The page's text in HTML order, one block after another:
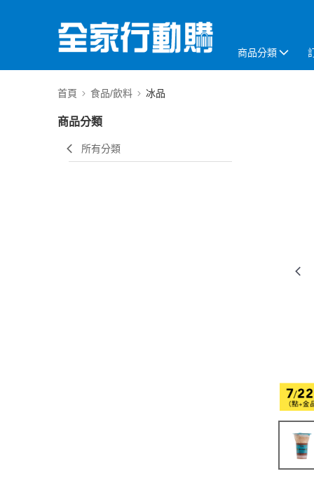
商品分類
首頁 食品/飲料 冰品
商品分類
所有分類